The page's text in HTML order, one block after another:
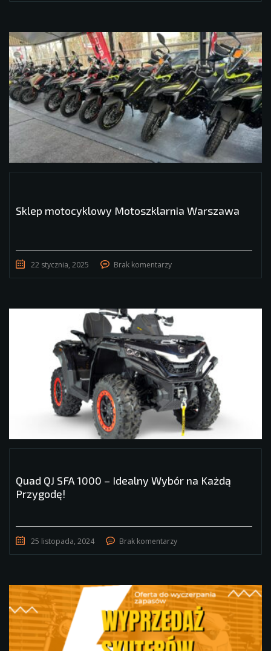
Sklep motocyklowy Motoszklarnia Warszawa
22 stycznia, 2025 Brak komentarzy
Quad QJ SFA 1000 – Idealny Wybór na Każdą
Przygodę!
25 listopada, 2024 Brak komentarzy